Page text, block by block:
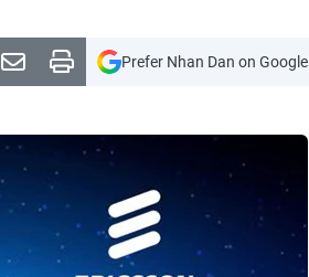
Prefer Nhan Dan on Google